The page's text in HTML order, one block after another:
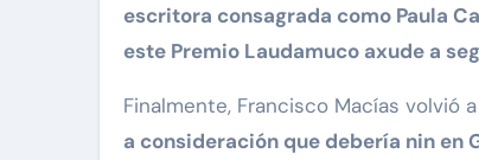
escritora consagrada como Paula
este Premio Laudamuco axude a
Finalmente, Francisco Macías volvió
a consideración que debería nin en